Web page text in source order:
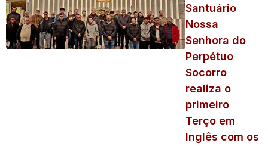
Santuário
Nossa
Senhora do
Perpétuo
Socorro
realiza o
primeiro
Terço em
Inglês com os